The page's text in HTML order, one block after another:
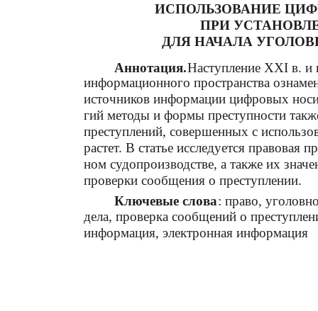
ИСПОЛЬЗОВАНИЕ
ПРИ
ДЛЯ НАЧАЛА
Аннотация.Наступление XXI в. и
информационного пространства
источников информации цифровых
гий методы и формы преступности
преступлений, совершенных с
растет. В статье исследуется правовая
ном судопроизводстве, а также их
проверки сообщения о преступлении.
Ключевые слова: право,
дела, проверка сообщений о
информация, электронная информация